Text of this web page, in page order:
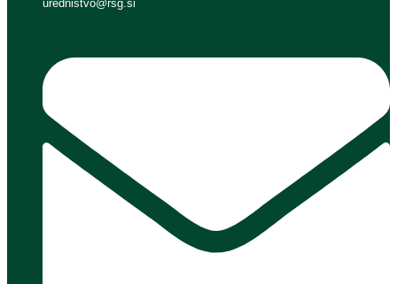
urednistvo@rsg.si